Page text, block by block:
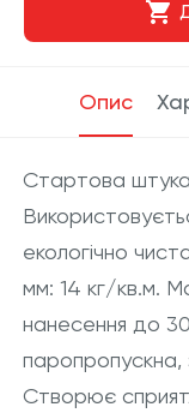
Опис
Стартова
екологічно
мм: 14 кг/кв.м.
нанесення до
паропропускна,
Створює